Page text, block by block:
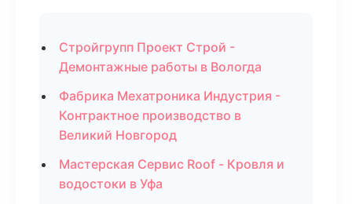
Стройгрупп Проект Строй -
Демонтажные работы в Вологда
Фабрика Мехатроника Индустрия -
Контрактное производство в
Великий Новгород
Мастерская Сервис Roof - Кровля и
водостоки в Уфа